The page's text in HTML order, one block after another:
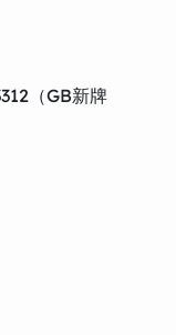
（GB新牌